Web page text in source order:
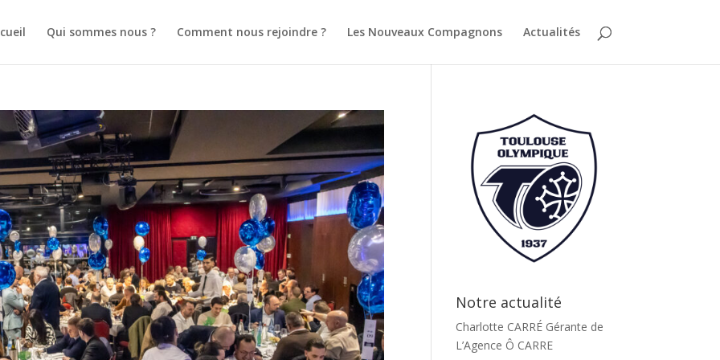
Qui sommes nous ? Comment nous rejoindre ? Les Nouveaux Compagnons Actualités
Notre actualité
Charlotte CARRÉ Gérante de
L’Agence Ô CARRE